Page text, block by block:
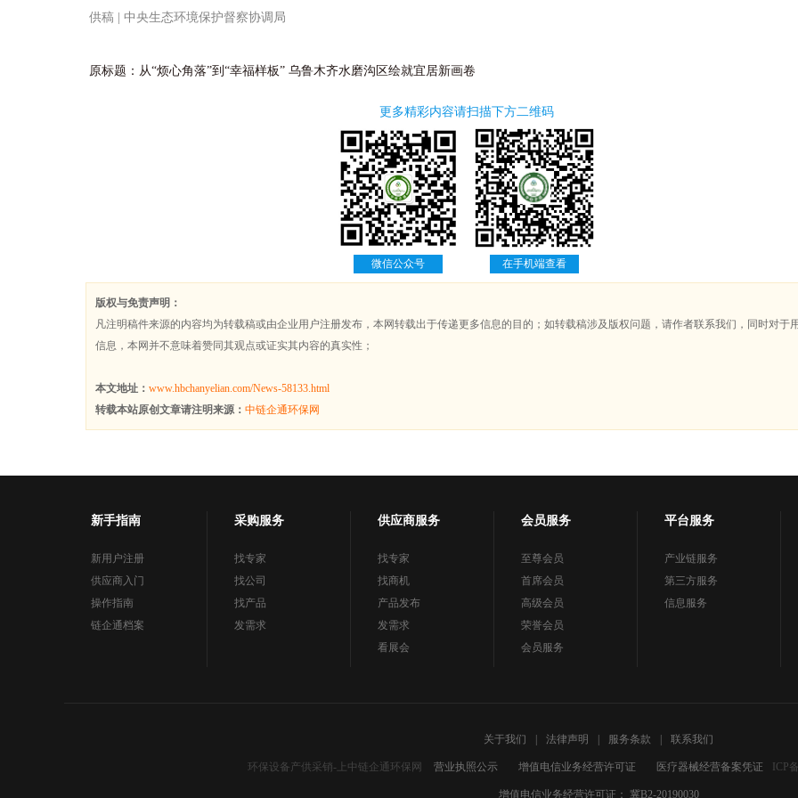
供稿 | 中央生态环境保护督察协调局
原标题：从“烦心角落”到“幸福样板” 乌鲁木齐水磨沟区绘就宜居新画卷
更多精彩内容请扫描下方二维码
微信公众号 在手机端查看
版权与免责声明：
凡注明稿件来源的内容均为转载稿或由企业用户注册发布，本网转载出于传递更多信息的目的；如转载稿涉及版权问题，请作者联系我们，同时对于
信息，本网并不意味着赞同其观点或证实其内容的真实性；
本文地址： www.hbchanyelian.com/News-58133.html
转载本站原创文章请注明来源： 中链企通环保网
新手指南
新用户注册
供应商入门
操作指南
链企通档案
采购服务
找专家
找公司
找产品
发需求
供应商服务
找专家
找商机
产品发布
发需求
看展会
会员服务
至尊会员
首席会员
高级会员
荣誉会员
会员服务
平台服务
产业链服务
第三方服务
信息服务
关于我们 法律声明 服务条款 联系我们
环保设备产供采销-上中链企通环保网 营业执照公示 增值电信业务经营许可证 医疗器械经营备案凭证 ICP
增值电信业务经营许可证： 冀B2-20190030